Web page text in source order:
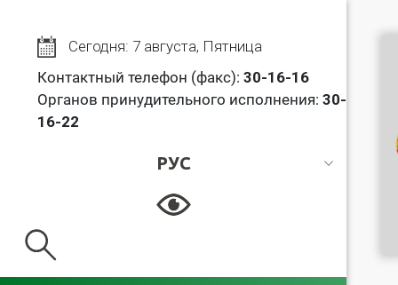
Сегодня: 7 августа, Пятница
Контактный телефон (факс): 30-16-16
Органов принудительного исполнения: 30-
16-22
РУС
РУС